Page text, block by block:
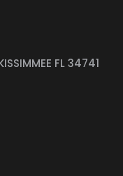
FL 34741